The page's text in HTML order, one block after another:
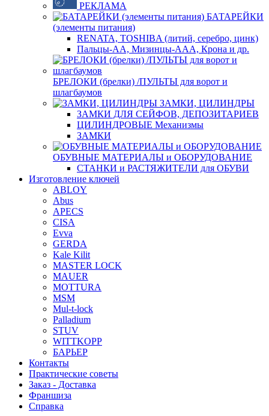
РЕКЛАМА
БАТАРЕЙКИ
(элементы питания)
RENATA, TOSHIBA (литий, серебро, цинк)
Пальцы-АА, Мизинцы-ААА, Крона и др.
БРЕЛОКИ (брелки) /ПУЛЬТЫ для ворот и
шлагбаумов
ЗАМКИ, ЦИЛИНДРЫ
ЗАМКИ ДЛЯ СЕЙФОВ, ДЕПОЗИТАРИЕВ
ЦИЛИНДРОВЫЕ Механизмы
ЗАМКИ
ОБУВНЫЕ МАТЕРИАЛЫ и ОБОРУДОВАНИЕ
СТАНКИ и РАСТЯЖИТЕЛИ для ОБУВИ
Изготовление ключей
ABLOY
Abus
APECS
CISA
Evva
GERDA
Kale Kilit
MASTER LOCK
MAUER
MOTTURA
MSM
Mul-t-lock
Palladium
STUV
WITTKOPP
БАРЬЕР
Контакты
Практические советы
Заказ - Доставка
Франшиза
Справка